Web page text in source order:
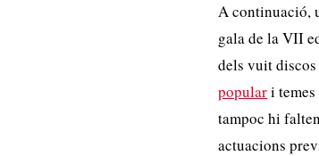
A continuació,
gala de la VII
dels vuit
populari
tampoc hi
actuacions